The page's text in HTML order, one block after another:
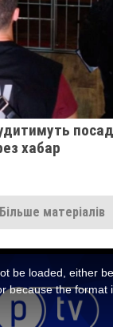
хабар
Більше матеріалів